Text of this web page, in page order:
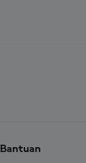
Bantuan